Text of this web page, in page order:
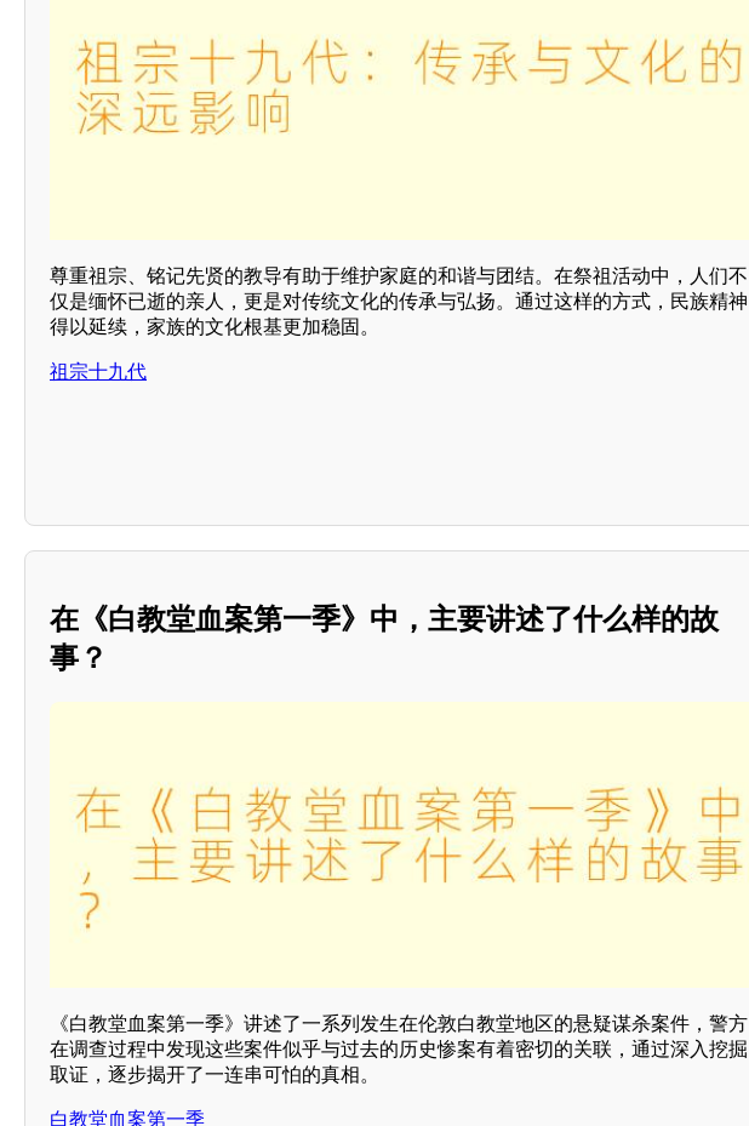
尊重祖宗、铭记先贤的教导有助于维护家庭的和谐与团结。在祭祖活动中，人们不
仅是缅怀已逝的亲人，更是对传统文化的传承与弘扬。通过这样的方式，民族精神
得以延续，家族的文化根基更加稳固。
祖宗十九代
在《白教堂血案第一季》中，主要讲述了什么样的故
事？
《白教堂血案第一季》讲述了一系列发生在伦敦白教堂地区的悬疑谋杀案件，警方
在调查过程中发现这些案件似乎与过去的历史惨案有着密切的关联，通过深入挖掘
取证，逐步揭开了一连串可怕的真相。
白教堂血案第一季